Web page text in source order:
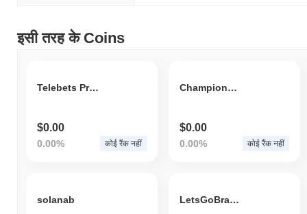
इसी तरह के Coins
Telebets Protocol
$0.00
0.00% कोई रैंक नहीं
Champions Bet
$0.00
0.00% कोई रैंक नहीं
solanab LetsGoBrandon!